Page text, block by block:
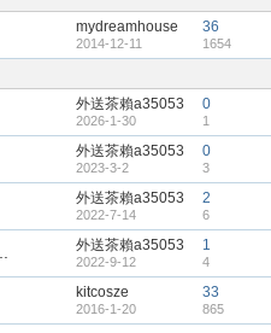
mydreamhouse
2014-12-11
36
1654
外送茶賴a35053
2026-1-30
0
1
外送茶賴a35053
2023-3-2
0
3
外送茶賴a35053
2022-7-14
2
6
外送茶賴a35053
2022-9-12
1
4
kitcosze
2016-1-20
33
865